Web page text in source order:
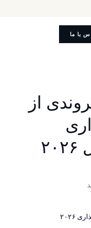
با ما
از
مناسب را در سال ۲۰۲۶